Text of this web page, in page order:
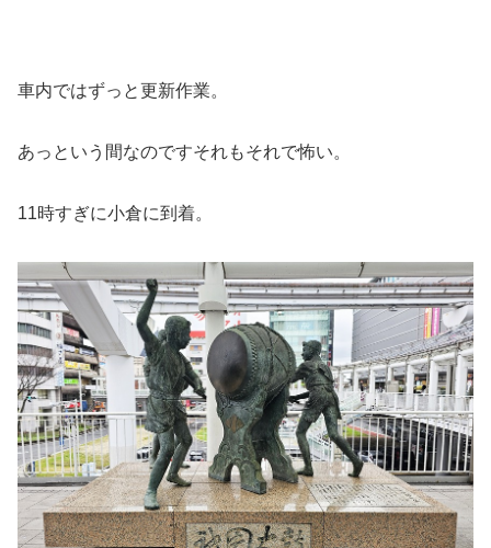
車内ではずっと更新作業。
あっという間なのですそれもそれで怖い。
11時すぎに小倉に到着。